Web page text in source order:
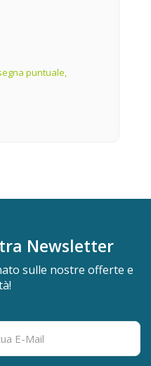
puntuale,
Newsletter
sulle nostre offerte e